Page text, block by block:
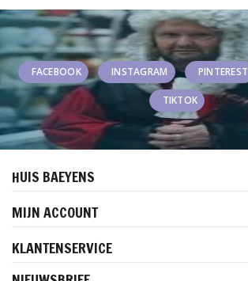
FACEBOOK INSTAGRAM PINTEREST
TIKTOK
HUIS BAEYENS
MIJN ACCOUNT
KLANTENSERVICE